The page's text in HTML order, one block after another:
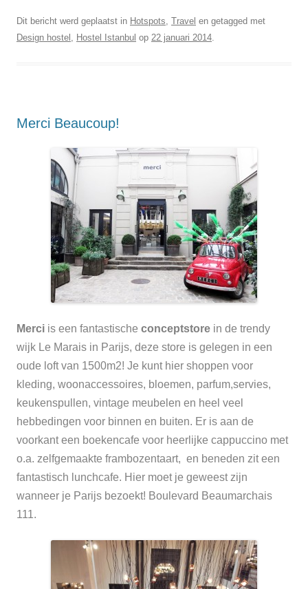
Dit bericht werd geplaatst in Hotspots Travel en getagged met
Design hostel
Hostel Istanbul op 22 januari 2014
Merci Beaucoup!
Merci is een fantastische conceptstore in de trendy
wijk Le Marais in Parijs, deze store is gelegen in een
oude loft van 1500m2! Je kunt hier shoppen voor
kleding, woonaccessoires, bloemen, parfum,servies,
keukenspullen, vintage meubelen en heel veel
hebbedingen voor binnen en buiten. Er is aan de
voorkant een boekencafe voor heerlijke cappuccino met
o.a. zelfgemaakte frambozentaart, en beneden zit een
fantastisch lunchcafe. Hier moet je geweest zijn
wanneer je Parijs bezoekt! Boulevard Beaumarchais
111.